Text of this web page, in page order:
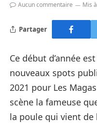
Aucun commentaire
Mis
Partager
Ce début d’année
nouveaux spots
2021 pour Les
scène la fameuse
la poule qui vient